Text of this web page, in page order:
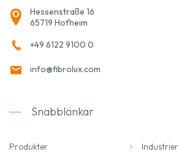
Hessenstraße 16
65719 Hofheim
+49 6122 9100 0
info@fibrolux.com
Snabblänkar
Produkter Industrier